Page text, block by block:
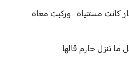
كانت مستنياه وركبت معاه
ما تنزل حازم قالها